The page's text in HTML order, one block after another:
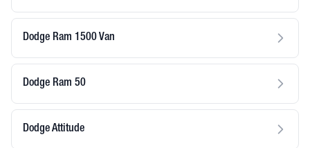
Dodge Ram 1500 Van
Dodge Ram 50
Dodge Attitude